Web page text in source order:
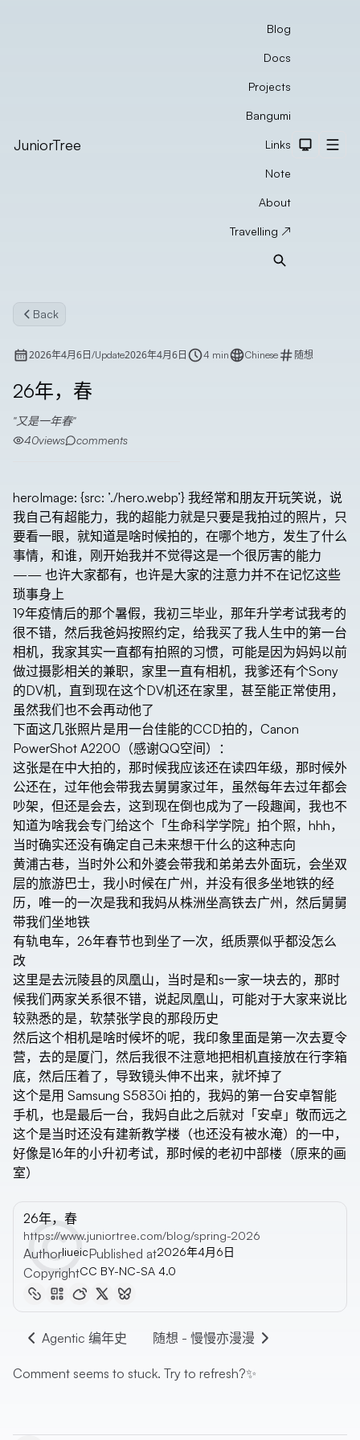
JuniorTree
Blog
Docs
Projects
Bangumi
Links
Note
About
Travelling ↗
Search
Dark
Back
2026年4月6日/Update2026年4月6日 4 min Chinese 随想
26年，春
又是一年春
40views comments
heroImage: {src: ’./hero.webp’} 我经常和朋友开玩笑说，说
我自己有超能力，我的超能力就是只要是我拍过的照片，只
要看一眼，就知道是啥时候拍的，在哪个地方，发生了什么
事情，和谁，刚开始我并不觉得这是一个很厉害的能力
—— 也许大家都有，也许是大家的注意力并不在记忆这些
琐事身上
19年疫情后的那个暑假，我初三毕业，那年升学考试我考的
很不错，然后我爸妈按照约定，给我买了我人生中的第一台
相机，我家其实一直都有拍照的习惯，可能是因为妈妈以前
做过摄影相关的兼职，家里一直有相机，我爹还有个Sony
的DV机，直到现在这个DV机还在家里，甚至能正常使用，
虽然我们也不会再动他了
下面这几张照片是用一台佳能的CCD拍的，Canon
PowerShot A2200（感谢QQ空间）：
这张是在中大拍的，那时候我应该还在读四年级，那时候外
公还在，过年他会带我去舅舅家过年，虽然每年去过年都会
吵架，但还是会去，这到现在倒也成为了一段趣闻，我也不
知道为啥我会专门给这个「生命科学学院」拍个照，hhh，
当时确实还没有确定自己未来想干什么的这种志向
黄浦古巷，当时外公和外婆会带我和弟弟去外面玩，会坐双
层的旅游巴士，我小时候在广州，并没有很多坐地铁的经
历，唯一的一次是我和我妈从株洲坐高铁去广州，然后舅舅
带我们坐地铁
有轨电车，26年春节也到坐了一次，纸质票似乎都没怎么
改
这里是去沅陵县的凤凰山，当时是和s一家一块去的，那时
候我们两家关系很不错，说起凤凰山，可能对于大家来说比
较熟悉的是，软禁张学良的那段历史
然后这个相机是啥时候坏的呢，我印象里面是第一次去夏令
营，去的是厦门，然后我很不注意地把相机直接放在行李箱
底，然后压着了，导致镜头伸不出来，就坏掉了
这个是用 Samsung S5830i 拍的，我妈的第一台安卓智能
手机，也是最后一台，我妈自此之后就对「安卓」敬而远之
这个是当时还没有建新教学楼（也还没有被水淹）的一中，
好像是16年的小升初考试，那时候的老初中部楼（原来的画
室）
26年，春
https://www.juniortree.com/blog/spring-2026
AuthorliueicPublished at2026年4月6日
CopyrightCC BY-NC-SA 4.0
Agentic 编年史 随想 - 慢慢亦漫漫
Comment seems to stuck. Try to refresh?✨